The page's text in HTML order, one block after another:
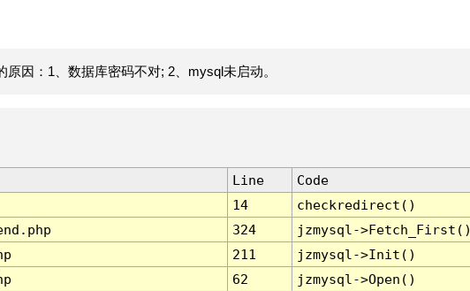
因：1、数据库密码不对; 2、mysql未启动。
Line
Code
14
checkredirect()
324
jzmysql-
211
jzmysql->Init()
62
jzmysql->Open()